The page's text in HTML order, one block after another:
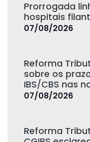
Prorrogada
hospitais
07/08/2026
Reforma
sobre os
IBS/CBS nas
07/08/2026
Reforma